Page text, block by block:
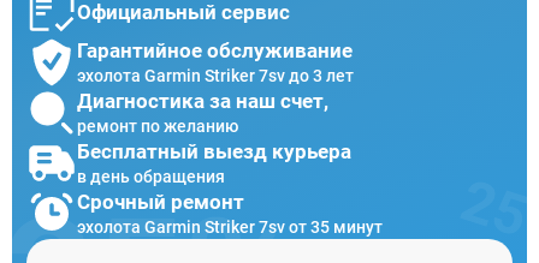
Официальный сервис
Гарантийное обслуживание
эхолота Garmin Striker 7sv до 3 лет
Диагностика за наш счет,
ремонт по желанию
Бесплатный выезд курьера
в день обращения
Срочный ремонт
эхолота Garmin Striker 7sv от 35 минут